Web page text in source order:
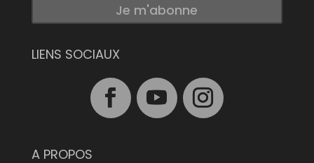
Je m'abonne
LIENS SOCIAUX
A PROPOS